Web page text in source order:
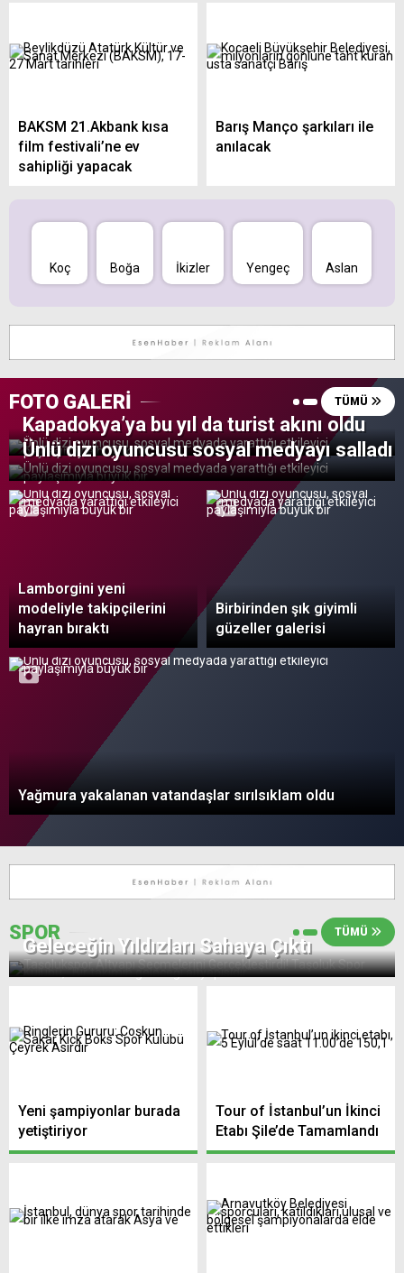
BAKSM 21.Akbank kısa
film festivali’ne ev
sahipliği yapacak
Barış Manço şarkıları ile
anılacak
Koç Boğa İkizler Yengeç Aslan
FOTO GALERİ TÜMÜ
Kapadokya’ya bu yıl da turist akını oldu
Ünlü dizi oyuncusu sosyal medyayı salladı
Lamborgini yeni
modeliyle takipçilerini
hayran bıraktı
Birbirinden şık giyimli
güzeller galerisi
Yağmura yakalanan vatandaşlar sırılsıklam oldu
SPOR TÜMÜ
Geleceğin Yıldızları Sahaya Çıktı
Yeni şampiyonlar burada
yetiştiriyor
Tour of İstanbul’un İkinci
Etabı Şile’de Tamamlandı